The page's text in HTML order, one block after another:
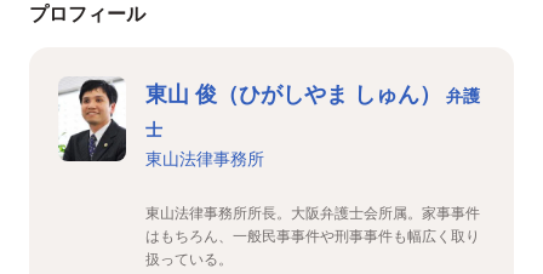
プロフィール
東山 俊（ひがしやま しゅん）
弁護
士
東山法律事務所
東山法律事務所所長。大阪弁護士会所属。家事事件
はもちろん、一般民事事件や刑事事件も幅広く取り
扱っている。